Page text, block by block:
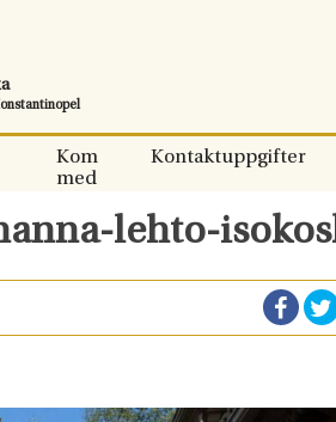
Kom
med
Kontaktuppgifter
lehto-